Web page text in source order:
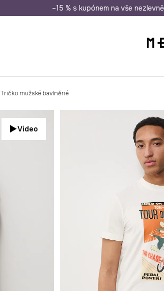
Doprava zdarma při nákupu nad 1 200 Kč
–15 % s kupónem na vše
Tričko mužské bavlněné
Video